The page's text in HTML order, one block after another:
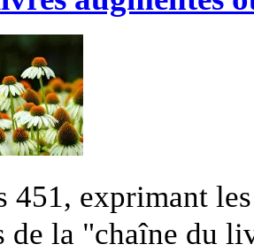
451, exprimant
de la "chaîne du